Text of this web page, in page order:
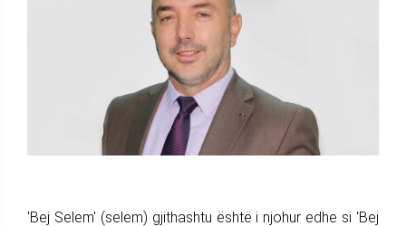
'Bej Selem' (selem) gjithashtu është i njohur edhe si 'Bej